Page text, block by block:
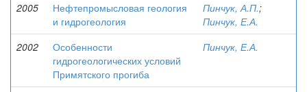
2005
Нефтепромысловая геология
и гидрогеология
Пинчук, А.П.;
Пинчук, Е.А.
2002
Особенности
гидрогеологических условий
Примятского прогиба
Пинчук, Е.А.